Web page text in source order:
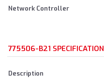
Network Controller
775506-B21 SPECIFICATION
Description